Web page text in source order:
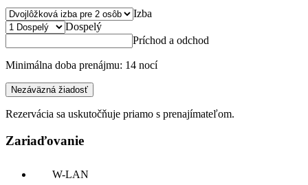
Izba
Dospelý
Príchod a odchod
Minimálna doba prenájmu: 14 nocí
Nezáväzná žiadosť
Rezervácia sa uskutočňuje priamo s prenajímateľom.
Zariaďovanie
W-LAN